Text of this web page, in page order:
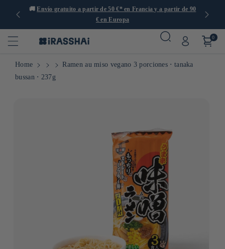
🚚Envío gratuito a partir de 50 €* en Francia y a partir de 90
€ en Europa
0
Home
Ramen au miso vegano 3 porciones ⋅ tanaka
bussan ⋅ 237g